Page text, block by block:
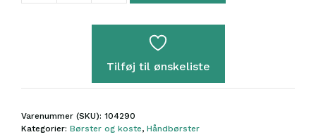
naturhår
antal
Tilføj til ønskeliste
Varenummer (SKU): 104290
Kategorier: Børster og koste, Håndbørster